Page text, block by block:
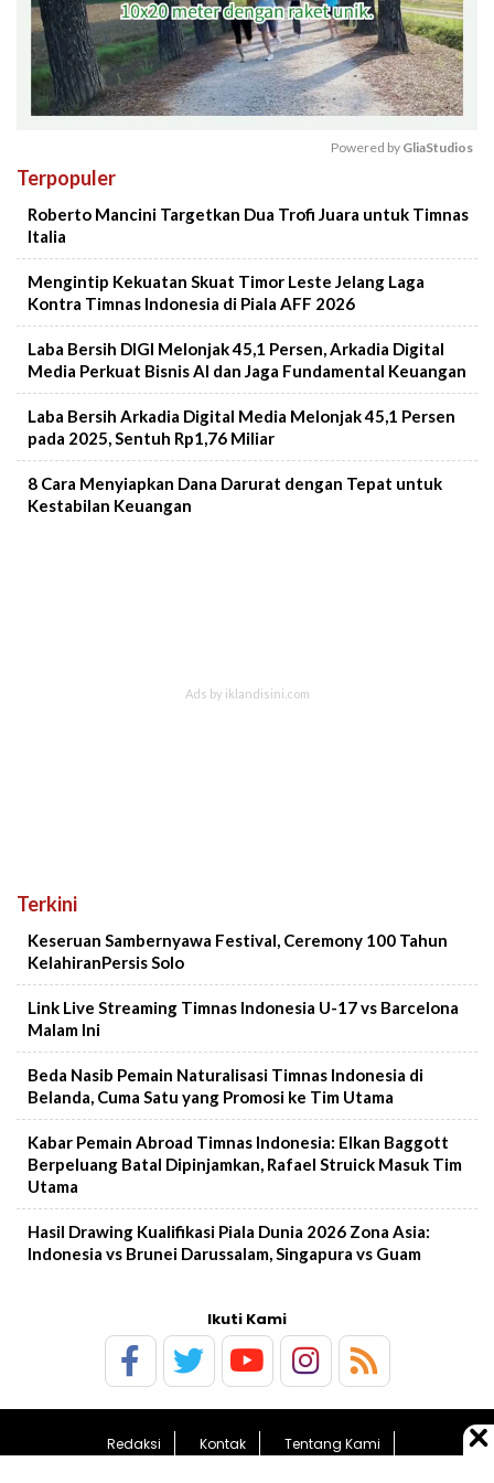
Powered by GliaStudios
Terpopuler
Roberto Mancini Targetkan Dua Trofi Juara untuk Timnas
Italia
Mengintip Kekuatan Skuat Timor Leste Jelang Laga
Kontra Timnas Indonesia di Piala AFF 2026
Laba Bersih DIGI Melonjak 45,1 Persen, Arkadia Digital
Media Perkuat Bisnis AI dan Jaga Fundamental Keuangan
Laba Bersih Arkadia Digital Media Melonjak 45,1 Persen
pada 2025, Sentuh Rp1,76 Miliar
8 Cara Menyiapkan Dana Darurat dengan Tepat untuk
Kestabilan Keuangan
Terkini
Keseruan Sambernyawa Festival, Ceremony 100 Tahun
KelahiranPersis Solo
Link Live Streaming Timnas Indonesia U-17 vs Barcelona
Malam Ini
Beda Nasib Pemain Naturalisasi Timnas Indonesia di
Belanda, Cuma Satu yang Promosi ke Tim Utama
Kabar Pemain Abroad Timnas Indonesia: Elkan Baggott
Berpeluang Batal Dipinjamkan, Rafael Struick Masuk Tim
Utama
Hasil Drawing Kualifikasi Piala Dunia 2026 Zona Asia:
Indonesia vs Brunei Darussalam, Singapura vs Guam
Ikuti Kami
Redaksi Kontak
Tentang Kami